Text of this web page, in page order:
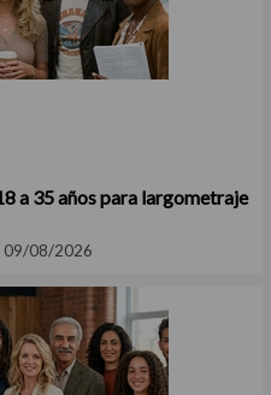
a 35 años para largometraje
09/08/2026